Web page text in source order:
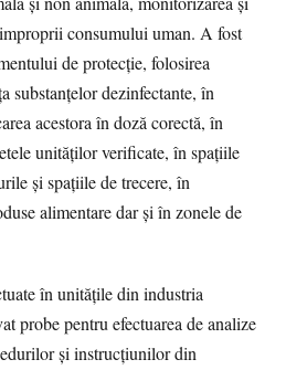
consumului uman. A fost
de protecție, folosirea
substanțelor dezinfectante, în
acestora în doză corectă, în
unităților verificate, în spațiile
și spațiile de trecere, în
alimentare dar și în zonele de
în unitățile din industria
probe pentru efectuarea de analize
și instrucțiunilor din